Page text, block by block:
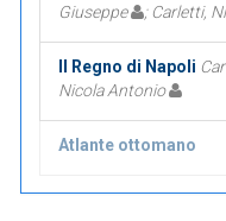
Giuseppe
; Carletti,
Il Regno di Napoli
Nicola Antonio
Atlante ottomano